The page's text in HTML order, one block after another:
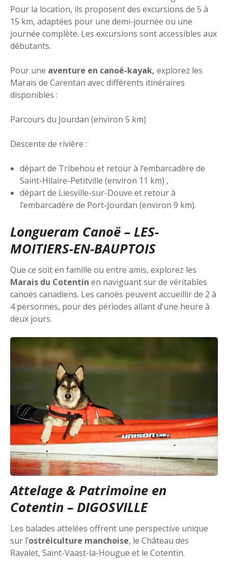
Pour la location, ils proposent des excursions de 5 à
15 km, adaptées pour une demi-journée ou une
journée complète. Les excursions sont accessibles aux
débutants.
Pour une aventure en canoë-kayak, explorez les
Marais de Carentan avec différents itinéraires
disponibles :
Parcours du Jourdan (environ 5 km)
Descente de rivière :
départ de Tribehou et retour à l’embarcadère de
Saint-Hilaire-Petitville (environ 11 km) ,
départ de Liesville-sur-Douve et retour à
l’embarcadère de Port-Jourdan (environ 9 km).
Longueram Canoë – LES-
MOITIERS-EN-BAUPTOIS
Que ce soit en famille ou entre amis, explorez les
Marais du Cotentin en naviguant sur de véritables
canoës canadiens. Les canoës peuvent accueillir de 2 à
4 personnes, pour des périodes allant d’une heure à
deux jours.
Attelage & Patrimoine en
Cotentin – DIGOSVILLE
Les balades attelées offrent une perspective unique
sur l’ostréiculture manchoise, le Château des
Ravalet, Saint-Vaast-la-Hougue et le Cotentin.